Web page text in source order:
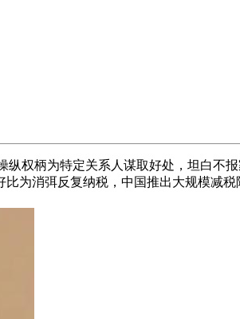
权柄为特定关系人谋取好处，坦白不
为消弭反复纳税，中国推出大规模减